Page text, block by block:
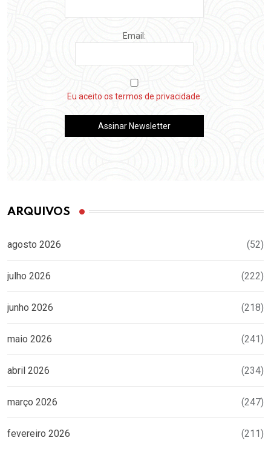
Email:
Eu aceito os termos de privacidade.
ARQUIVOS
agosto 2026 (52)
julho 2026 (222)
junho 2026 (218)
maio 2026 (241)
abril 2026 (234)
março 2026 (247)
fevereiro 2026 (211)